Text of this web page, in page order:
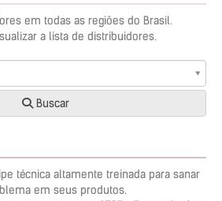
em todas as regiões do Brasil.
a lista de distribuidores.
Buscar
técnica altamente treinada para sanar
em seus produtos.